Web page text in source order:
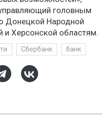
головным
Донецкой Народной
и Херсонской областям.
Сбербанк банк